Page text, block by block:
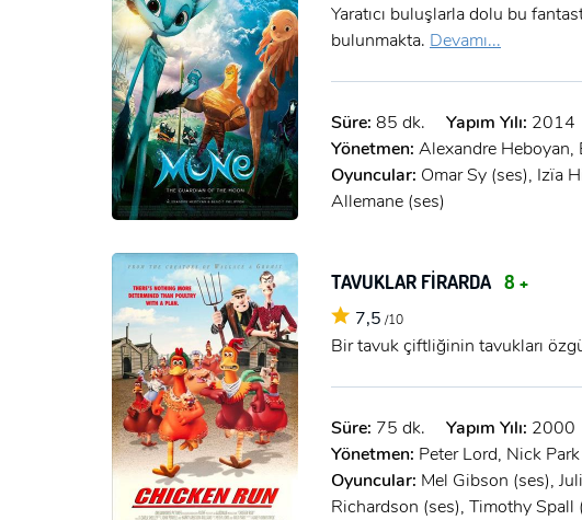
Yaratıcı buluşlarla dolu bu
bulunmakta. Devamı...
Süre: 85 dk. Yapım Yılı: 2014
Yönetmen: Alexandre
Oyuncular: Omar Sy (ses), Izïa
Allemane (ses)
TAVUKLAR FİRARDA 8 +
7,5 /10
Bir tavuk çiftliğinin tavukları
Süre: 75 dk. Yapım Yılı: 2000
Yönetmen: Peter Lord, Nick Park
Oyuncular: Mel Gibson (ses),
Richardson (ses), Timothy Spall